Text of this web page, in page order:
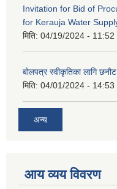
Invitation for Bid of
for Kerauja Water
मिति: 04/19/2024 - 11:52
बोलपत्र स्वीकृतिका लागि
मिति: 04/01/2024 - 14:53
अन्य
आय व्यय विवरण